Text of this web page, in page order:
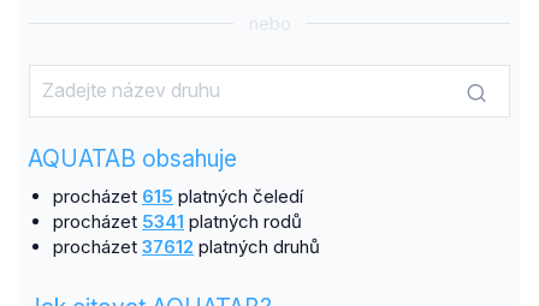
nebo
AQUATAB obsahuje
procházet 615 platných čeledí
procházet 5341 platných rodů
procházet 37612 platných druhů